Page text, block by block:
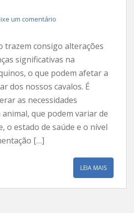
um comentário
trazem consigo alterações
significativas na
o que podem afetar a
dos nossos cavalos. É
as necessidades
animal, que podem variar de
o estado de saúde e o nível
[…]
LEIA MAIS